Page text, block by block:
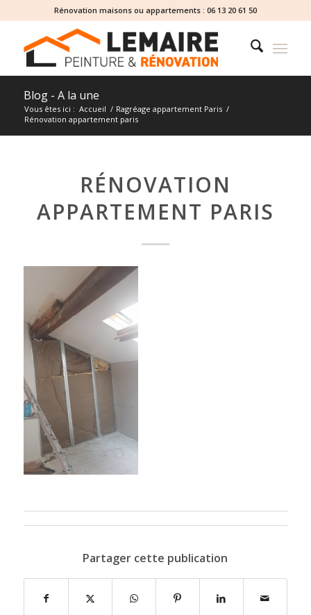
Rénovation maisons ou appartements : 06 13 20 61 50
Blog - A la une
Vous êtes ici : Accueil / Ragréage appartement Paris /
Rénovation appartement paris
RÉNOVATION
APPARTEMENT PARIS
Partager cette publication